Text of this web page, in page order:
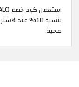
بنسبة 10% عند
صحية.